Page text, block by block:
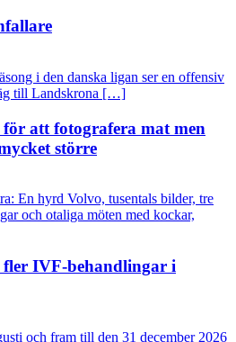
i den danska ligan ser en offensiv
till Landskrona […]
att fotografera mat men
större
En hyrd Volvo, tusentals bilder, tre
och otaliga möten med kockar,
IVF-behandlingar i
och fram till den 31 december 2026